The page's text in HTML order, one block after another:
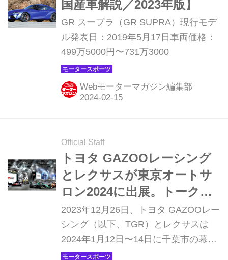
国産車解説／2023年版】
GR スープラ（GR SUPRA）現行モデ
ル発表日：2019年5月17日車両価格：
499万5000円〜731万3000
Webモーターマガジン編集部
Official Staff
トヨタ GAZOOレーシング
とレクサスが東京オートサ
ロン2024に出展。トークシ
ョーやデモランも予定
2023年12月26日、トヨタ GAZOOレー
シング（以下、TGR）とレクサスは
2024年1月12日〜14日に千葉市の幕張
メッセで開催される東京オートサロン